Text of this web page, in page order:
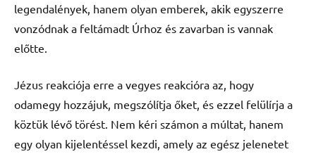
legendalények, hanem olyan emberek, akik egyszerre
vonzódnak a feltámadt Úrhoz és zavarban is vannak
előtte.
Jézus reakciója erre a vegyes reakcióra az, hogy
odamegy hozzájuk, megszólítja őket, és ezzel felülírja a
köztük lévő törést. Nem kéri számon a múltat, hanem
egy olyan kijelentéssel kezdi, amely az egész jelenetet